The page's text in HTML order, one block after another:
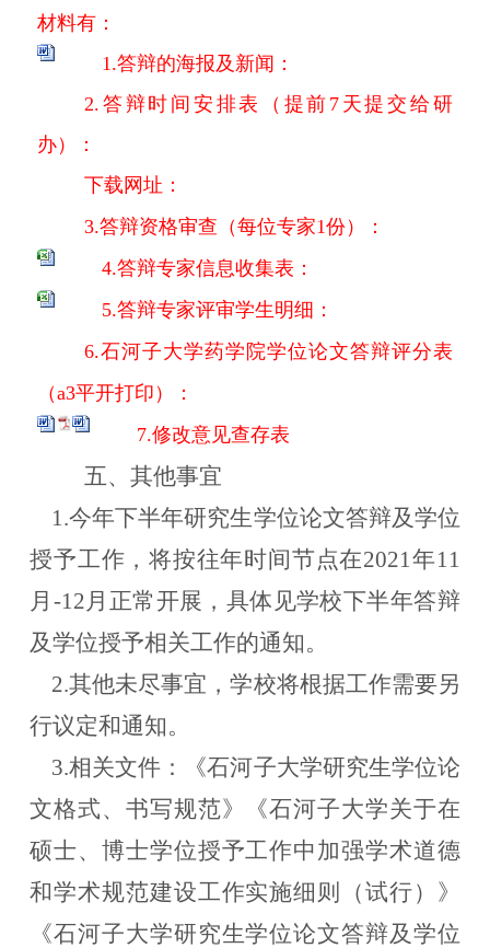
材料有：
1.答辩的海报及新闻：
2. 答辩时间安排表（提前7天提交给研
办）：
下载网址：
3.答辩资格审查（每位专家1份）：
4.答辩专家信息收集表：
5.答辩专家评审学生明细：
6.石河子大学药学院学位论文答辩评分表
（a3平开打印）：
7.修改意见查存表
五、其他事宜
1.今年下半年研究生学位论文答辩及学位
授予工作，将按往年时间节点在2021年11
月-12月正常开展，具体见学校下半年答辩
及学位授予相关工作的通知。
2.其他未尽事宜，学校将根据工作需要另
行议定和通知。
3.相关文件：《石河子大学研究生学位论
文格式、书写规范》《石河子大学关于在
硕士、博士学位授予工作中加强学术道德
和学术规范建设工作实施细则（试行）》
《石河子大学研究生学位论文答辩及学位